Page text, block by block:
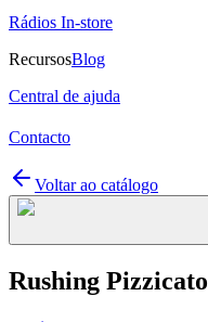
Rádios In-store
RecursosBlog
Central de ajuda
Contacto
Voltar ao catálogo
Rushing Pizzicato